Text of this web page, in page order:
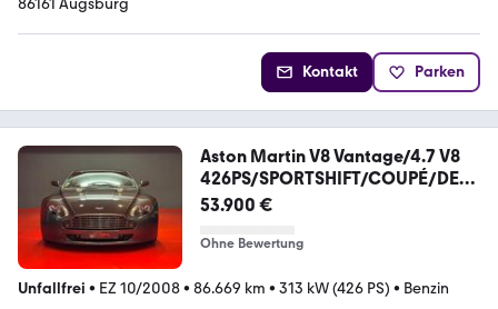
86161 Augsburg
Kontakt Parken
Aston Martin V8 Vantage/4.7 V8
426PS/SPORTSHIFT/COUPÉ/DEU
TSCH
53.900 €
Ohne Bewertung
Unfallfrei • EZ 10/2008• 86.669 km • 313 kW (426 PS) • Benzin